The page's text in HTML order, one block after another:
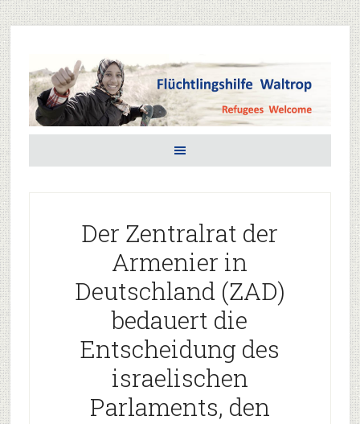
Der Zentralrat der
Armenier in
Deutschland (ZAD)
bedauert die
Entscheidung des
israelischen
Parlaments, den